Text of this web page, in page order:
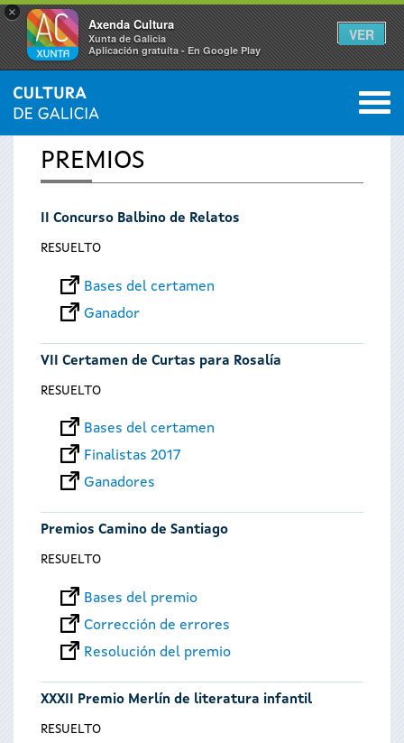
×
Axenda Cultura
Xunta de Galicia
Aplicación gratuíta - En Google Play
VER
Se
encuentra
usted
INICIO 0
PREMIOS
II Concurso Balbino de Relatos
RESUELTO
Bases del certamen
Ganador
VII Certamen de Curtas para Rosalía
RESUELTO
Bases del certamen
Finalistas 2017
Ganadores
Premios Camino de Santiago
RESUELTO
Bases del premio
Corrección de errores
Resolución del premio
XXXII Premio Merlín de literatura infantil
RESUELTO